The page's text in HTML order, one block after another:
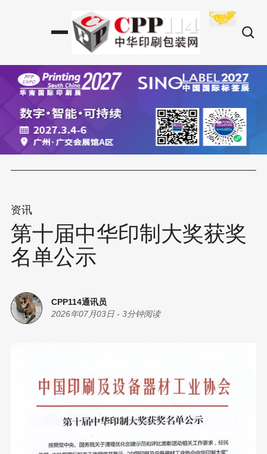
资讯
第十届中华印制大奖获奖
名单公示
CPP114通讯员
2026年07月03日 - 3分钟阅读